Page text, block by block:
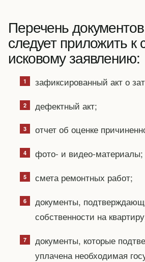
Перечень
следует приложить к
исковому заявлению:
зафиксированный акт о
дефектный акт;
отчет об оценке
фото- и видео-материалы;
смета ремонтных работ;
документы,
собственности на
документы, которые
уплачена необходимая